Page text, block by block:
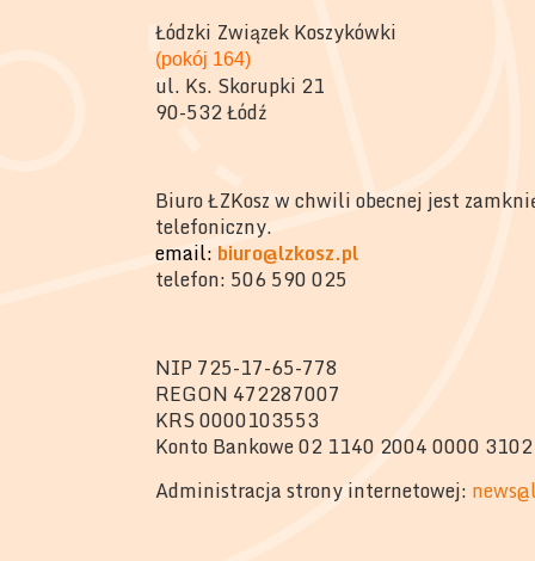
Łódzki Związek Koszykówki
(pokój 164)
ul. Ks. Skorupki 21
90-532 Łódź
Biuro ŁZKosz w chwili obecnej jest
telefoniczny.
email: biuro@lzkosz.pl
telefon: 506 590 025
NIP 725-17-65-778
REGON 472287007
KRS 0000103553
Konto Bankowe 02 1140 2004 0000
Administracja strony internetowej: